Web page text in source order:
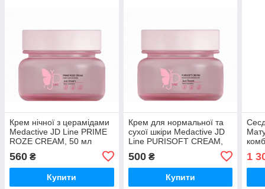
Крем нічної з церамідами
Medactive JD Line PRIME
ROZE CREAM, 50 мл
560 ₴
Купити
Крем для нормальної та
сухої шкіри Medactive JD
Line PURISOFT CREAM,
500₴
Купити
1